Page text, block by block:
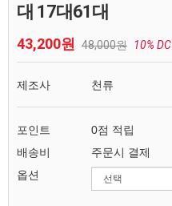
대 17대61대
43,200원 48,000원 10% DC
제조사 천류
포인트
0점 적립
배송비
주문시 결제
옵션